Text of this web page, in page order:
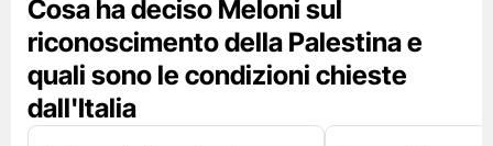
Cosa ha deciso Meloni sul
riconoscimento della Palestina e
quali sono le condizioni chieste
dall'Italia